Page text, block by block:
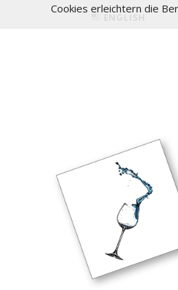
ENGLISH
Cookies erleichtern die